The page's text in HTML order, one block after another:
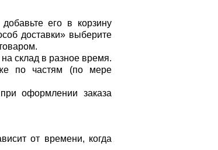
его в корзину
доставки» выберите
склад в разное время.
по частям (по мере
оформлении заказа
от времени, когда